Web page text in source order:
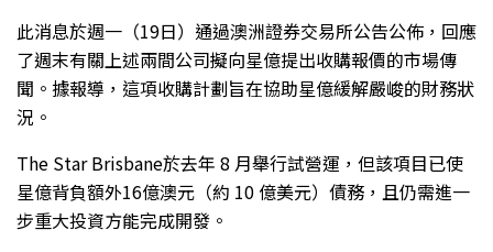
此消息於週一（19日）通過澳洲證券交易所公告公佈，回應
了週末有關上述兩間公司擬向星億提出收購報價的市場傳
聞。據報導，這項收購計劃旨在協助星億緩解嚴峻的財務狀
況。
The Star Brisbane於去年 8 月舉行試營運，但該項目已使
星億背負額外16億澳元（約 10 億美元）債務，且仍需進一
步重大投資方能完成開發。